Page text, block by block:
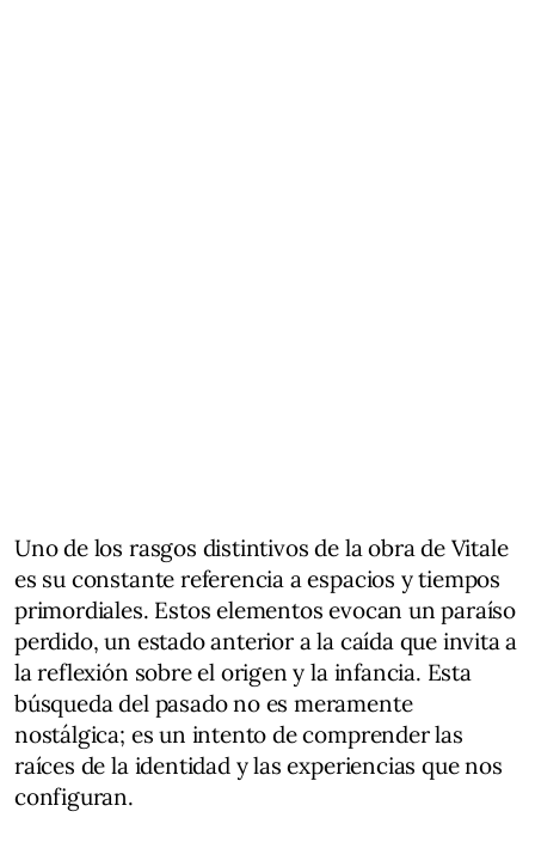
Uno de los rasgos distintivos de la obra de Vitale
es su constante referencia a espacios y tiempos
primordiales. Estos elementos evocan un paraíso
perdido, un estado anterior a la caída que invita a
la reflexión sobre el origen y la infancia. Esta
búsqueda del pasado no es meramente
nostálgica; es un intento de comprender las
raíces de la identidad y las experiencias que nos
configuran.